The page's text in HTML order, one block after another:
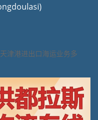
津港进出口海运业务多